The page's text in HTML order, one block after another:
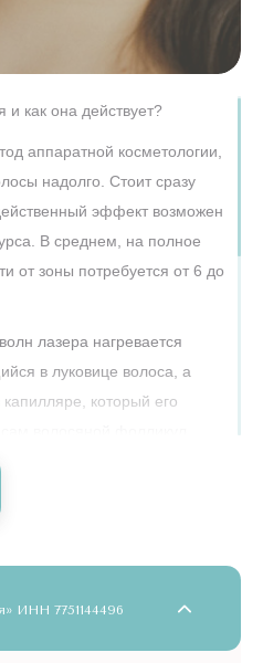
и как она действует?
аппаратной косметологии,
надолго. Стоит сразу
эффект возможен
В среднем, на полное
от зоны потребуется от 6 до
лазера нагревается
в луковице волоса, а
который его
волос выпадает и
на этом месте.
врачей-косметологов вы
будут бережны к вашей
ИНН 7751144496